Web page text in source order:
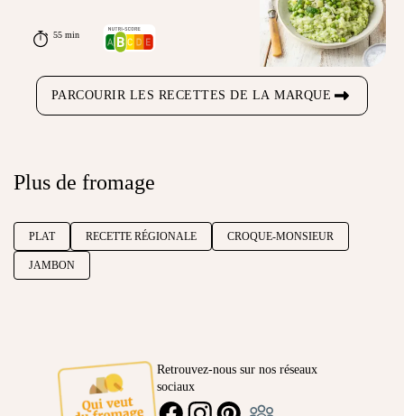
55 min
PARCOURIR LES RECETTES DE LA MARQUE
Plus de fromage
PLAT RECETTE RÉGIONALE CROQUE-MONSIEUR
JAMBON
Retrouvez-nous sur nos réseaux
sociaux
FACEBOOKINSTAGRAMPINTEREST